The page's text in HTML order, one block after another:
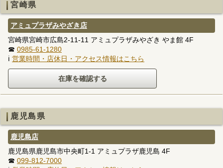
宮崎県
アミュプラザみやざき店
宮崎県宮崎市広島2-11-11 アミュプラザみやざき やま館 4F
☎ 0985-61-1280
ℹ 営業時間・店休日・アクセス情報はこちら
鹿児島県
鹿児島店
鹿児島県鹿児島市中央町1-1 アミュプラザ鹿児島 4F
☎ 099-812-7000